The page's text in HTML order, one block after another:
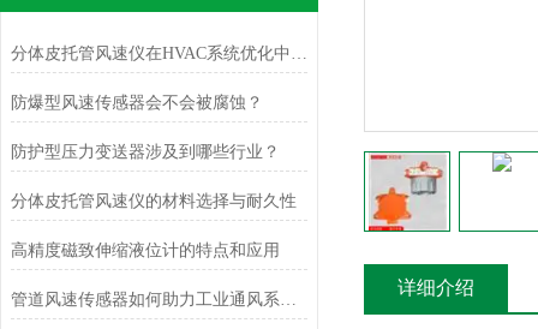
分体皮托管风速仪在HVAC系统优化中的作用
防爆型风速传感器会不会被腐蚀？
防护型压力变送器涉及到哪些行业？
分体皮托管风速仪的材料选择与耐久性
高精度磁致伸缩液位计的特点和应用
管道风速传感器如何助力工业通风系统优化？
详细介绍